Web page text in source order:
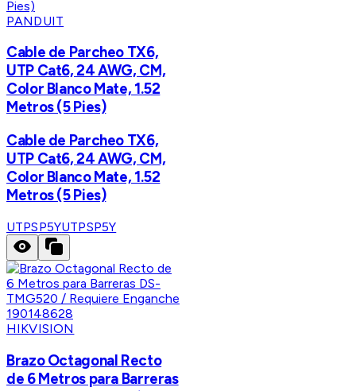
PANDUIT
Cable de Parcheo TX6,
UTP Cat6, 24 AWG, CM,
Color Blanco Mate, 1.52
Metros (5 Pies)
Cable de Parcheo TX6,
UTP Cat6, 24 AWG, CM,
Color Blanco Mate, 1.52
Metros (5 Pies)
UTPSP5YUTPSP5Y
HIKVISION
Brazo Octagonal Recto
de 6 Metros para Barreras